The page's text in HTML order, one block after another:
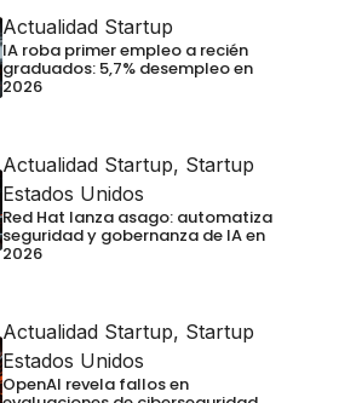
Actualidad Startup
IA roba primer empleo a recién
graduados: 5,7% desempleo en
2026
Actualidad Startup, Startup
Estados Unidos
Red Hat lanza asago: automatiza
seguridad y gobernanza de IA en
2026
Actualidad Startup, Startup
Estados Unidos
OpenAI revela fallos en